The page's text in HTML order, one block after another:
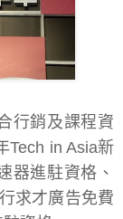
行銷及課程資
Tech in Asia新
器進駐資格、
求才廣告免費